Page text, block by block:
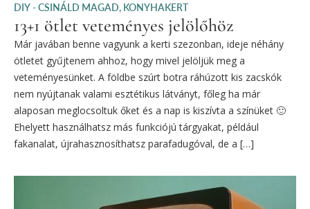
DIY - CSINÁLD MAGAD, KONYHAKERT
13+1 ötlet veteményes jelölőhöz
Már javában benne vagyunk a kerti szezonban, ideje néhány
ötletet gyűjtenem ahhoz, hogy mivel jelöljük meg a
veteményesünket. A földbe szúrt botra ráhúzott kis zacskók
nem nyújtanak valami esztétikus látványt, főleg ha már
alaposan meglocsoltuk őket és a nap is kiszívta a színüket 🙂
Ehelyett használhatsz más funkciójú tárgyakat, például
fakanalat, újrahasznosíthatsz parafadugóval, de a […]